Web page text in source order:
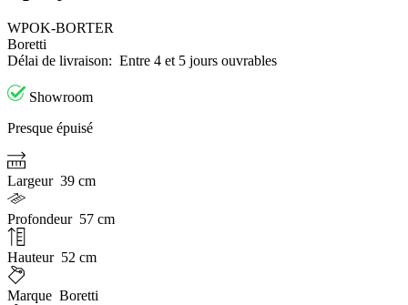
WPOK-BORTER
Boretti
Délai de livraison: Entre 4 et 5 jours ouvrables
Showroom
Presque épuisé
Largeur 39 cm
Profondeur 57 cm
Hauteur 52 cm
Marque Boretti